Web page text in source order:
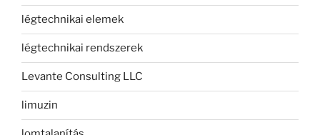
légtechnikai elemek
légtechnikai rendszerek
Levante Consulting LLC
limuzin